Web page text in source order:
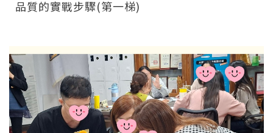
品質的實戰步驟(第一梯)